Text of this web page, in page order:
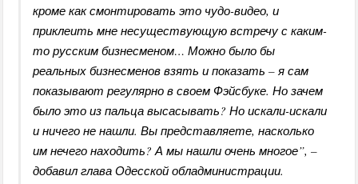
кроме как смонтировать это чудо-видео, и
приклеить мне несуществующую встречу с каким-
то русским бизнесменом… Можно было бы
реальных бизнесменов взять и показать – я сам
показывают регулярно в своем Фэйсбуке. Но зачем
было это из пальца высасывать? Но искали-искали
и ничего не нашли. Вы представляете, насколько
им нечего находить? А мы нашли очень многое”, –
добавил глава Одесской обладминистрации.